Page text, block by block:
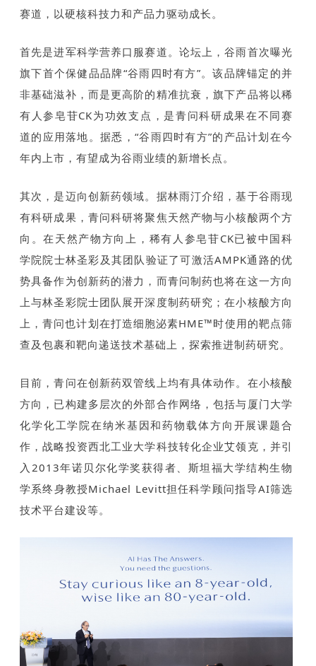
赛道，以硬核科技力和产品力驱动成长。
首先是进军科学营养口服赛道。论坛上，谷雨首次曝光
旗下首个保健品品牌“谷雨四时有方”。该品牌锚定的并
非基础滋补，而是更高阶的精准抗衰，旗下产品将以稀
有人参皂苷CK为功效支点，是青问科研成果在不同赛
道的应用落地。据悉，“谷雨四时有方”的产品计划在今
年内上市，有望成为谷雨业绩的新增长点。
其次，是迈向创新药领域。据林雨汀介绍，基于谷雨现
有科研成果，青问科研将聚焦天然产物与小核酸两个方
向。在天然产物方向上，稀有人参皂苷CK已被中国科
学院院士林圣彩及其团队验证了可激活AMPK通路的优
势具备作为创新药的潜力，而青问制药也将在这一方向
上与林圣彩院士团队展开深度制药研究；在小核酸方向
上，青问也计划在打造细胞泌素HME™时使用的靶点筛
查及包裹和靶向递送技术基础上，探索推进制药研究。
目前，青问在创新药双管线上均有具体动作。在小核酸
方向，已构建多层次的外部合作网络，包括与厦门大学
化学化工学院在纳米基因和药物载体方向开展课题合
作，战略投资西北工业大学科技转化企业艾领克，并引
入2013年诺贝尔化学奖获得者、斯坦福大学结构生物
学系终身教授Michael Levitt担任科学顾问指导AI筛选
技术平台建设等。